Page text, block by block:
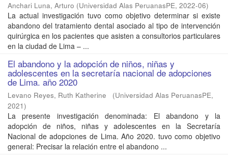
Anchari Luna, Arturo (Universidad Alas PeruanasPE, 2022-06)
La actual investigación tuvo como objetivo determinar si existe
abandono del tratamiento dental asociado al tipo de intervención
quirúrgica en los pacientes que asisten a consultorios particulares
en la ciudad de Lima – ...
El abandono y la adopción de niños, niñas y
adolescentes en la secretaría nacional de adopciones
de Lima. año 2020
Levano Reyes, Ruth Katherine (Universidad Alas PeruanasPE,
2021)
La presente investigación denominada: El abandono y la
adopción de niños, niñas y adolescentes en la Secretaría
Nacional de adopciones de Lima. Año 2020. tuvo como objetivo
general: Precisar la relación entre el abandono ...